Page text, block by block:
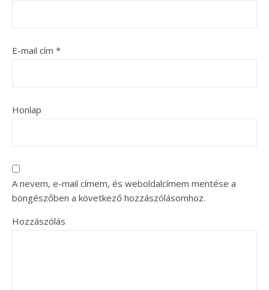
E-mail cím *
Honlap
A nevem, e-mail címem, és weboldalcímem mentése a
böngészőben a következő hozzászólásomhoz.
Hozzászólás